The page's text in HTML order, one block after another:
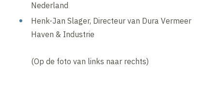
Nederland
Henk-Jan Slager, Directeur van Dura Vermeer
Haven & Industrie
(Op de foto van links naar rechts)